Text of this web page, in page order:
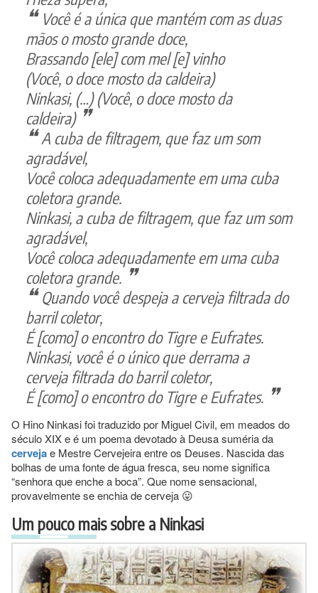
Você é a única que mantém com as duas
mãos o mosto grande doce,
Brassando [ele] com mel [e] vinho
(Você, o doce mosto da caldeira)
Ninkasi, (…) (Você, o doce mosto da
caldeira)
A cuba de filtragem, que faz um som
agradável,
Você coloca adequadamente em uma cuba
coletora grande.
Ninkasi, a cuba de filtragem, que faz um som
agradável,
Você coloca adequadamente em uma cuba
coletora grande.
Quando você despeja a cerveja filtrada do
barril coletor,
É [como] o encontro do Tigre e Eufrates.
Ninkasi, você é o único que derrama a
cerveja filtrada do barril coletor,
É [como] o encontro do Tigre e Eufrates.
O Hino Ninkasi foi traduzido por Miguel Civil, em meados do
século XIX e é um poema devotado à Deusa suméria da
cervejae Mestre Cervejeira entre os Deuses. Nascida das
bolhas de uma fonte de água fresca, seu nome significa
“senhora que enche a boca”. Que nome sensacional,
provavelmente se enchia de cerveja 😛
Um pouco mais sobre a Ninkasi